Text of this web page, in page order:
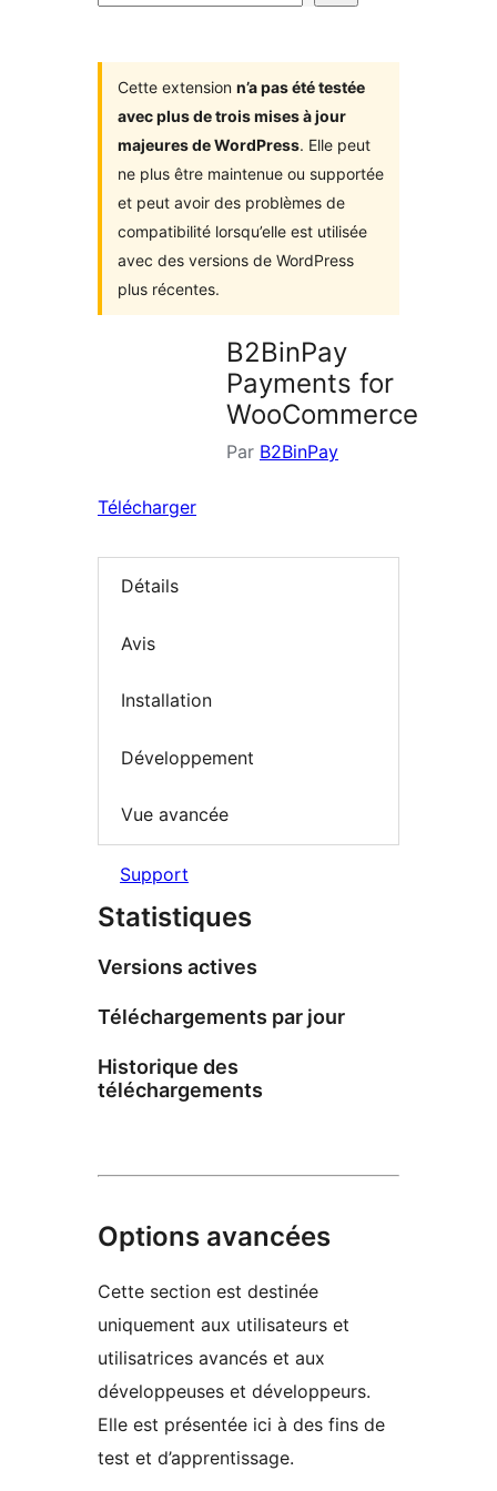
Cette extension n’a pas été testée
avec plus de trois mises à jour
majeures de WordPress. Elle peut
ne plus être maintenue ou supportée
et peut avoir des problèmes de
compatibilité lorsqu’elle est utilisée
avec des versions de WordPress
plus récentes.
B2BinPay
Payments for
WooCommerce
Par B2BinPay
Télécharger
Détails
Avis
Installation
Développement
Vue avancée
Support
Statistiques
Versions actives
Téléchargements par jour
Historique des
téléchargements
Options avancées
Cette section est destinée
uniquement aux utilisateurs et
utilisatrices avancés et aux
développeuses et développeurs.
Elle est présentée ici à des fins de
test et d’apprentissage.